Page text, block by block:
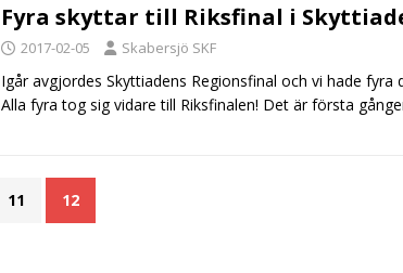
Fyra skyttar till Riksfinal i
2017-02-05 Skabersjö SKF
Igår avgjordes Skyttiadens Regionsfinal och vi hade fyra
Alla fyra tog sig vidare till Riksfinalen! Det är första
11 12